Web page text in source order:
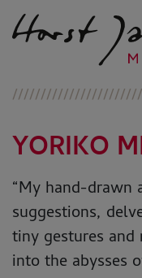
YORIKO
“My hand-drawn
suggestions,
tiny gestures and
into the abysses